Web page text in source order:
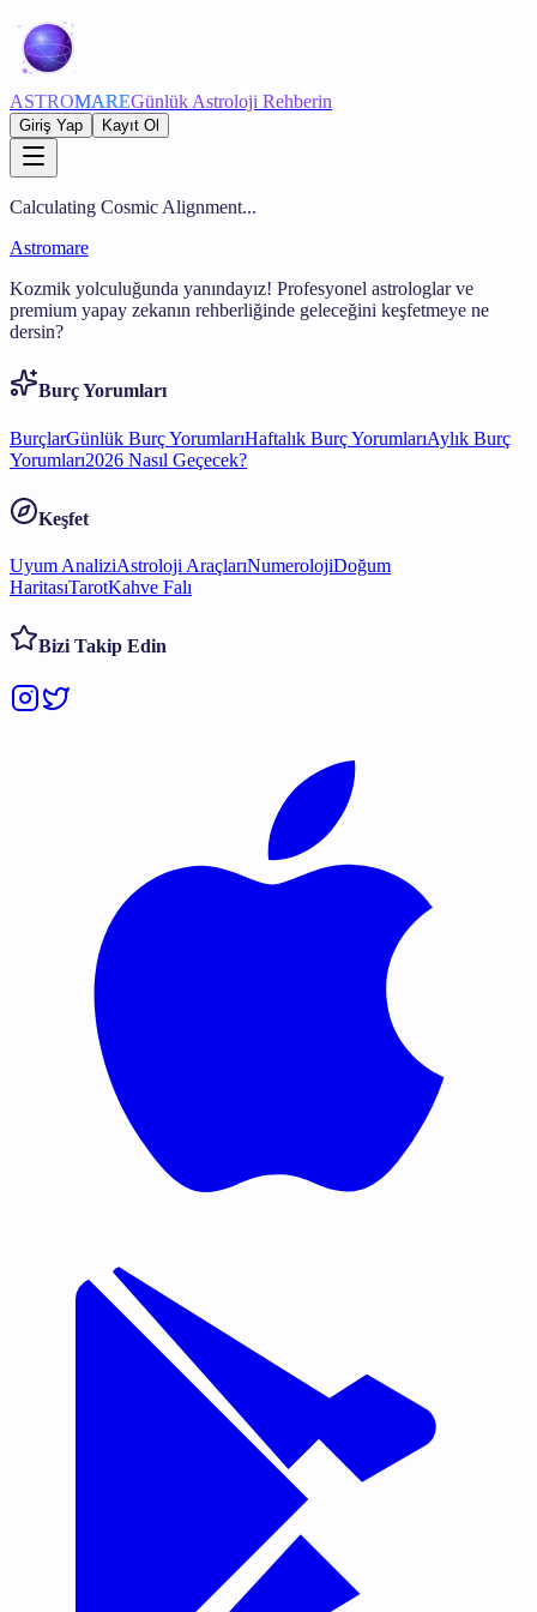
ASTROMAREGünlük Astroloji Rehberin
Giriş Yap Kayıt Ol
Calculating Cosmic Alignment...
Astromare
Kozmik yolculuğunda yanındayız! Profesyonel astrologlar ve
premium yapay zekanın rehberliğinde geleceğini keşfetmeye ne
dersin?
Burç Yorumları
BurçlarGünlük Burç YorumlarıHaftalık Burç YorumlarıAylık Burç
Yorumları2026 Nasıl Geçecek?
Keşfet
Uyum AnaliziAstroloji AraçlarıNumerolojiDoğum
HaritasıTarotKahve Falı
Bizi Takip Edin